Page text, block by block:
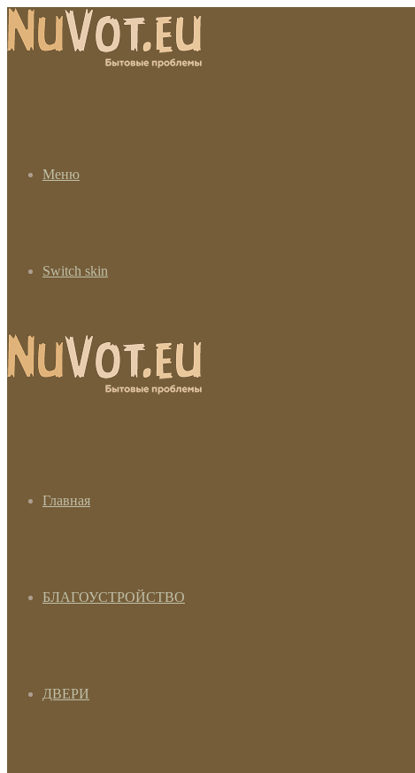
Меню
Switch skin
Главная
БЛАГОУСТРОЙСТВО
ДВЕРИ